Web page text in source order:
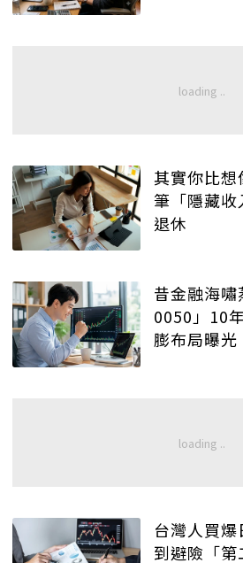
其實你比
筆「隱藏
退休
昔金融海
0050」10
膨布局曝光
台灣人買
到避險「